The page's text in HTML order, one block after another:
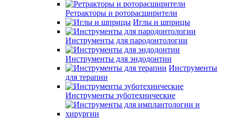
Ретракторы и роторасширители
Иглы и шприцы
Инструменты для пародонтологии
Инструменты для эндодонтии
Инструменты
для терапии
Инструменты зуботехнические